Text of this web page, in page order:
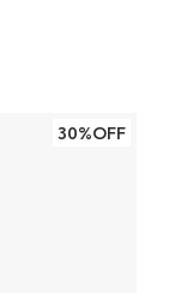
した。ヒ
30%OFF